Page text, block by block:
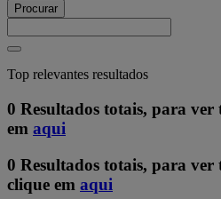
Procurar
Top relevantes resultados
0 Resultados totais, para ver
em aqui
0 Resultados totais, para ver
clique em aqui